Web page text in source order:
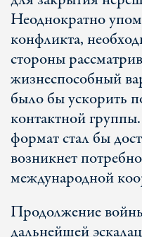
Неоднократно
конфликта,
стороны
жизнеспособный
было бы ускорить
контактной
формат стал бы
возникнет
международной
Продолжение
дальнейшей